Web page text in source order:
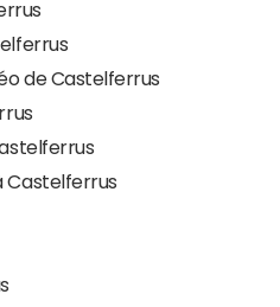
de Castelferrus
Castelferrus